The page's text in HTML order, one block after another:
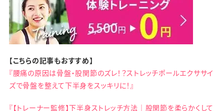
【こちらの記事もおすすめ】
『腰痛の原因は骨盤・股関節のズレ！？ストレッチポールエクササイ
ズで骨盤を整えて下半身をスッキリに！』
『【トレーナー監修】下半身ストレッチ方法｜股関節を柔らかくして